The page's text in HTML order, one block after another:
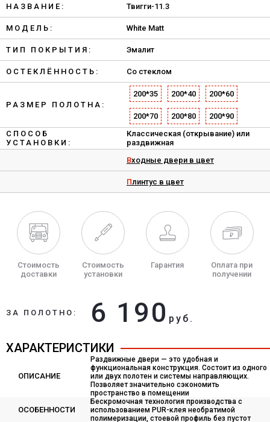
НАЗВАНИЕ: Твигги-11.3
МОДЕЛЬ: White Matt
ТИП ПОКРЫТИЯ: Эмалит
ОСТЕКЛЁННОСТЬ: Со стеклом
РАЗМЕР ПОЛОТНА:
200*35 200*40 200*60
200*70 200*80
200*90
СПОСОБ
УСТАНОВКИ:
Классическая (открывание) или
раздвижная
Входные двери в цвет
Плинтус в цвет
Стоимость
доставки
Стоимость
установки
Гарантия
Оплата при
получении
ЗА ПОЛОТНО: 6 190 руб.
ХАРАКТЕРИСТИКИ
ОПИСАНИЕ
Раздвижные двери — это удобная и
функциональная конструкция. Состоит из одного
или двух полотен и системы направляющих.
Позволяет значительно сэкономить
пространство в помещении
ОСОБЕННОСТИ
Бескромочная технология производства с
использованием PUR-клея необратимой
полимеризации, стоевой профиль без пустот